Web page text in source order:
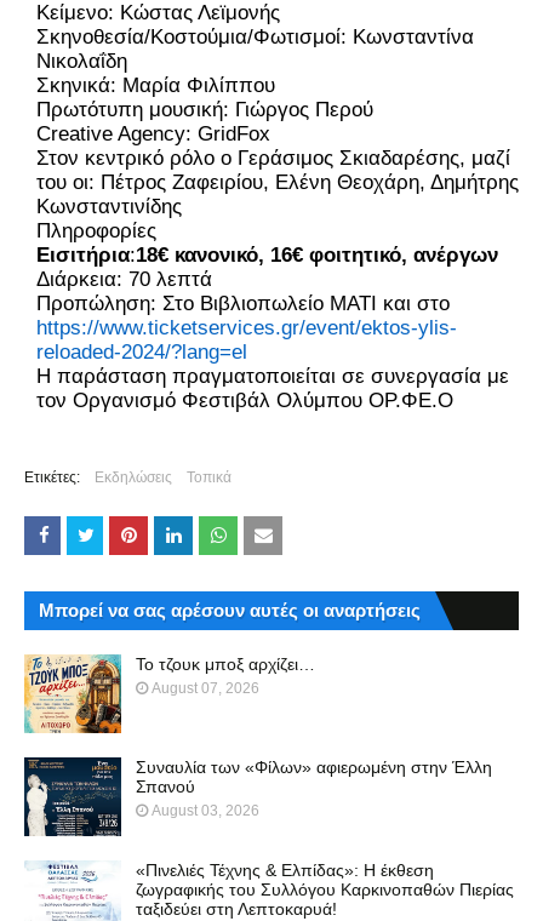
Κείμενο: Κώστας Λεϊμονής
Σκηνοθεσία/Κοστούμια/Φωτισμοί: Κωνσταντίνα
Νικολαΐδη
Σκηνικά: Μαρία Φιλίππου
Πρωτότυπη μουσική: Γιώργος Περού
Creative Agency: GridFox
Στον κεντρικό ρόλο ο Γεράσιμος Σκιαδαρέσης, μαζί
του οι: Πέτρος Ζαφειρίου, Ελένη Θεοχάρη, Δημήτρης
Κωνσταντινίδης
Πληροφορίες
Εισιτήρια:18€ κανονικό, 16€ φοιτητικό, ανέργων
Διάρκεια: 70 λεπτά
Προπώληση: Στο Βιβλιοπωλείο ΜΑΤΙ και στο
https://www.ticketservices.gr/event/ektos-ylis-
reloaded-2024/?lang=el
Η παράσταση πραγματοποιείται σε συνεργασία με
τον Οργανισμό Φεστιβάλ Ολύμπου ΟΡ.ΦΕ.Ο
Ετικέτες: Εκδηλώσεις Τοπικά
Μπορεί να σας αρέσουν αυτές οι αναρτήσεις
Το τζουκ μπoξ αρχίζει…
August 07, 2026
Συναυλία των «Φίλων» αφιερωμένη στην Έλλη
Σπανού
August 03, 2026
«Πινελιές Τέχνης & Ελπίδας»: Η έκθεση
ζωγραφικής του Συλλόγου Καρκινοπαθών Πιερίας
ταξιδεύει στη Λεπτοκαρυά!